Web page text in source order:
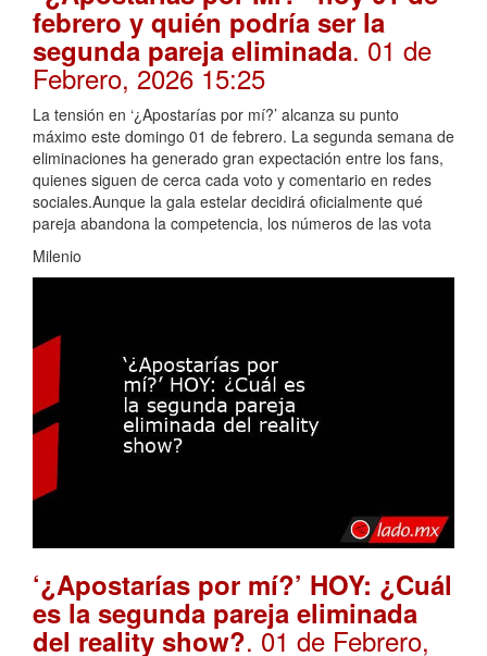
febrero y quién podría ser la
segunda pareja eliminada. 01 de
Febrero, 2026 15:25
La tensión en ‘¿Apostarías por mí?’ alcanza su punto
máximo este domingo 01 de febrero. La segunda semana de
eliminaciones ha generado gran expectación entre los fans,
quienes siguen de cerca cada voto y comentario en redes
sociales.Aunque la gala estelar decidirá oficialmente qué
pareja abandona la competencia, los números de las vota
Milenio
‘¿Apostarías por mí?’ HOY: ¿Cuál
es la segunda pareja eliminada
del reality show?. 01 de Febrero,